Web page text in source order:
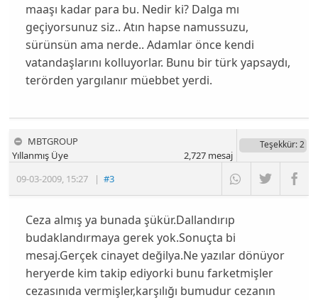
maaşı kadar para bu. Nedir ki? Dalga mı
geçiyorsunuz siz.. Atın hapse namussuzu,
sürünsün ama nerde.. Adamlar önce kendi
vatandaşlarını kolluyorlar. Bunu bir türk yapsaydı,
terörden yargılanır müebbet yerdi.
MBTGROUP
09-03-2009 15:27 |#3
Yıllanmış Üye
Teşekkür: 2
2,727mesaj
Ceza almış ya bunada şükür.Dallandırıp
budaklandırmaya gerek yok.Sonuçta bi
mesaj.Gerçek cinayet değilya.Ne yazılar dönüyor
heryerde kim takip ediyorki bunu farketmişler
cezasınıda vermişler,karşılığı bumudur cezanın